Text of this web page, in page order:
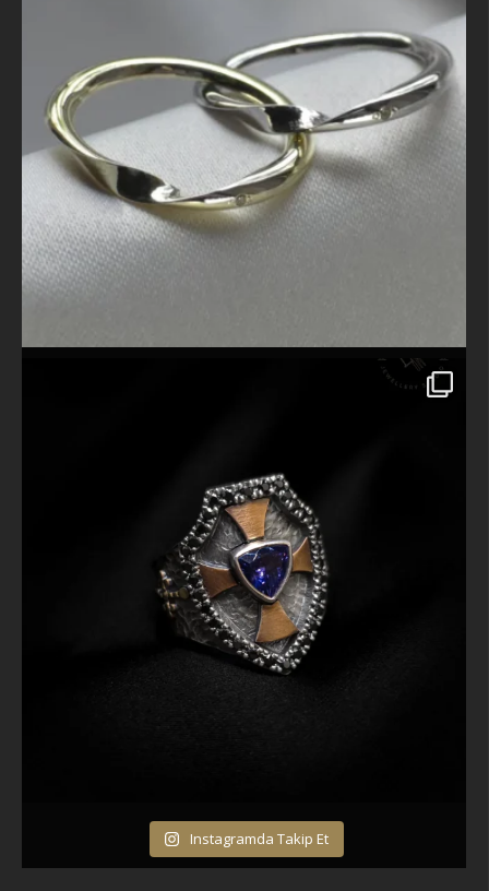
Instagramda Takip Et